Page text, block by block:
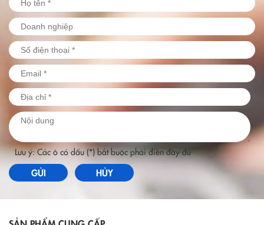
Lưu ý: Các ô có dấu (*) bắt buộc phải điền đầy đủ
GỬI HỦY